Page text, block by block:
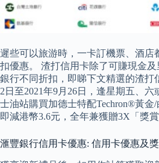
遲些可以旅游時，一卡訂機票、酒店
扣優惠。 渣打信用卡除了可賺現金
銀行不同折扣，即睇下文精選的渣打
2日至2021年9月26日，逢星期五、
士油站購買加德士特配Techron®黃
即減港幣3.6元，全年兼獲贈3X「獎賞
滙豐銀行信用卡優惠: 信用卡優惠及